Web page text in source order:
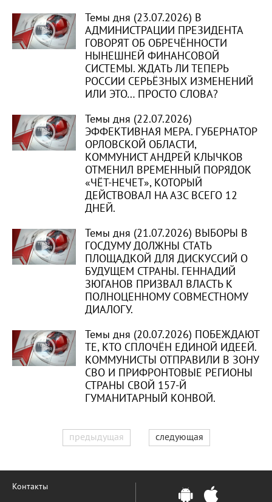
Темы дня (23.07.2026) В
АДМИНИСТРАЦИИ ПРЕЗИДЕНТА
ГОВОРЯТ ОБ ОБРЕЧЁННОСТИ
НЫНЕШНЕЙ ФИНАНСОВОЙ
СИСТЕМЫ. ЖДАТЬ ЛИ ТЕПЕРЬ
РОССИИ СЕРЬЁЗНЫХ ИЗМЕНЕНИЙ
ИЛИ ЭТО… ПРОСТО СЛОВА?
Темы дня (22.07.2026)
ЭФФЕКТИВНАЯ МЕРА. ГУБЕРНАТОР
ОРЛОВСКОЙ ОБЛАСТИ,
КОММУНИСТ АНДРЕЙ КЛЫЧКОВ
ОТМЕНИЛ ВРЕМЕННЫЙ ПОРЯДОК
«ЧЁТ-НЕЧЕТ», КОТОРЫЙ
ДЕЙСТВОВАЛ НА АЗС ВСЕГО 12
ДНЕЙ.
Темы дня (21.07.2026) ВЫБОРЫ В
ГОСДУМУ ДОЛЖНЫ СТАТЬ
ПЛОЩАДКОЙ ДЛЯ ДИСКУССИЙ О
БУДУЩЕМ СТРАНЫ. ГЕННАДИЙ
ЗЮГАНОВ ПРИЗВАЛ ВЛАСТЬ К
ПОЛНОЦЕННОМУ СОВМЕСТНОМУ
ДИАЛОГУ.
Темы дня (20.07.2026) ПОБЕЖДАЮТ
ТЕ, КТО СПЛОЧЁН ЕДИНОЙ ИДЕЕЙ.
КОММУНИСТЫ ОТПРАВИЛИ В ЗОНУ
СВО И ПРИФРОНТОВЫЕ РЕГИОНЫ
СТРАНЫ СВОЙ 157-Й
ГУМАНИТАРНЫЙ КОНВОЙ.
предыдущая следующая
Контакты